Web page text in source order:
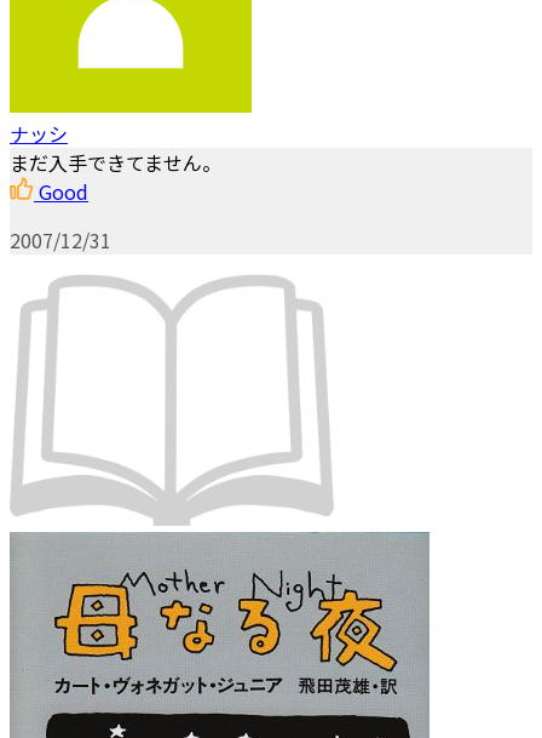
ナッシ
まだ入手できてません。
Good
2007/12/31